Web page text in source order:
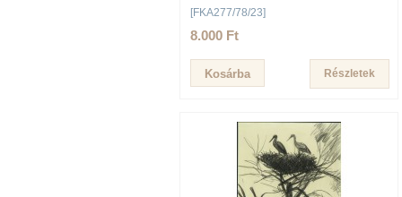
[FKA277/78/23]
8.000 Ft
Részletek